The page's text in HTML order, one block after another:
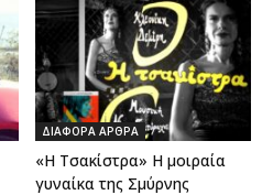
ΔΙΑΦΟΡΑ ΑΡΘΡΑ
«Η Τσακίστρα» Η μοιραία
γυναίκα της Σμύρνης